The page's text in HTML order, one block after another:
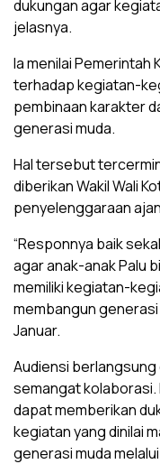
dukungan agar
jelasnya.
Ia menilai Pemerintah
terhadap kegiatan-
pembinaan karakter
generasi muda.
Hal tersebut
diberikan Wakil Wali
penyelenggaraan
“Responnya baik
agar anak-anak Palu
memiliki kegiatan-
membangun generasi
Januar.
Audiensi berlangsung
semangat kolaborasi.
dapat memberikan
kegiatan yang dinilai
generasi muda